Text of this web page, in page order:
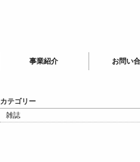
事業紹介 お問い
カテゴリー
雑誌